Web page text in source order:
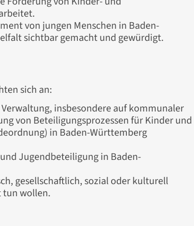
von jungen Menschen in Baden-
sichtbar gemacht und gewürdigt.
sich an:
insbesondere auf kommunaler
von Beteiligungsprozessen für Kinder und
in Baden-Württemberg
Jugendbeteiligung in Baden-
gesellschaftlich, sozial oder kulturell
tun wollen.